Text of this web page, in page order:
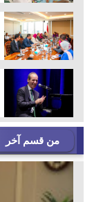
من قسم آخر